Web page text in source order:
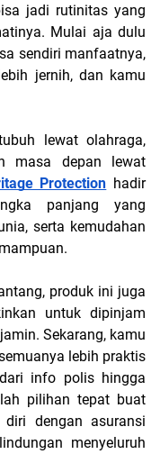
jadi rutinitas yang
Mulai aja dulu
sendiri manfaatnya,
jernih, dan kamu
lewat olahraga,
masa depan lewat
Protection hadir
panjang yang
serta kemudahan
produk ini juga
untuk dipinjam
Sekarang, kamu
lebih praktis
info polis hingga
pilihan tepat buat
dengan asuransi
menyeluruh